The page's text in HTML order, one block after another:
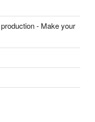
- Make your